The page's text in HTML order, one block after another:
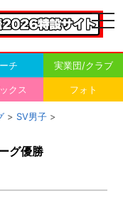
チ 実業団/クラブ
クス フォト
> SV男子 >
グ優勝